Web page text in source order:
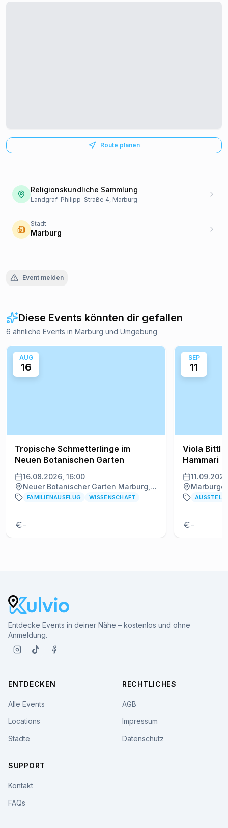
Route planen
Religionskundliche Sammlung
Landgraf-Philipp-Straße 4, Marburg
Stadt
Marburg
Event melden
Diese Events könnten dir gefallen
6 ähnliche Events in Marburg und Umgebung
AUG
16
Tropische Schmetterlinge im
Neuen Botanischen Garten
16.08.2026, 16:00
Neuer Botanischer Garten Marburg, Marburg
FAMILIENAUSFLUG WISSENSCHAFT
–
SEP
11
Viola Bittl
Hammari
–
Entdecke Events in deiner Nähe – kostenlos und ohne
Anmeldung.
ENTDECKEN
Alle Events
Locations
Städte
RECHTLICHES
AGB
Impressum
Datenschutz
SUPPORT
Kontakt
FAQs